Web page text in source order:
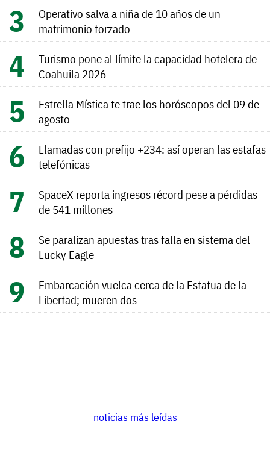
Operativo salva a niña de 10 años de un
matrimonio forzado
Turismo pone al límite la capacidad hotelera de
Coahuila 2026
Estrella Mística te trae los horóscopos del 09 de
agosto
Llamadas con prefijo +234: así operan las estafas
telefónicas
SpaceX reporta ingresos récord pese a pérdidas
de 541 millones
Se paralizan apuestas tras falla en sistema del
Lucky Eagle
Embarcación vuelca cerca de la Estatua de la
Libertad; mueren dos
noticias más leídas